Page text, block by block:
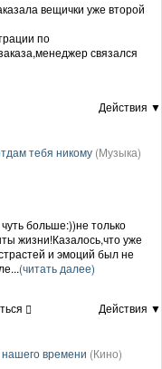
вещички уже второй
по
связался
Действия ▼
тебя никому (Музыка)
больше:))не только
жизни!Казалось,что уже
и эмоций был не
(читать далее)
Действия ▼
нашего времени (Кино)